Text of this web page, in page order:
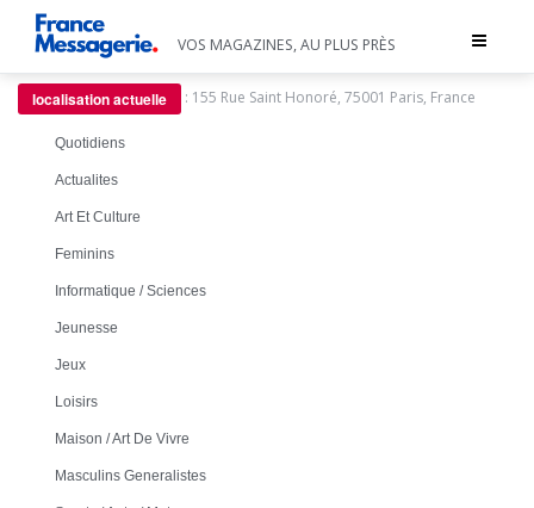
Toggle
VOS MAGAZINES, AU PLUS PRÈS
localisation actuelle : 155 Rue Saint Honoré, 75001 Paris, France
Quotidiens
Actualites
Art Et Culture
Feminins
Informatique / Sciences
Jeunesse
Jeux
Loisirs
Maison / Art De Vivre
Masculins Generalistes